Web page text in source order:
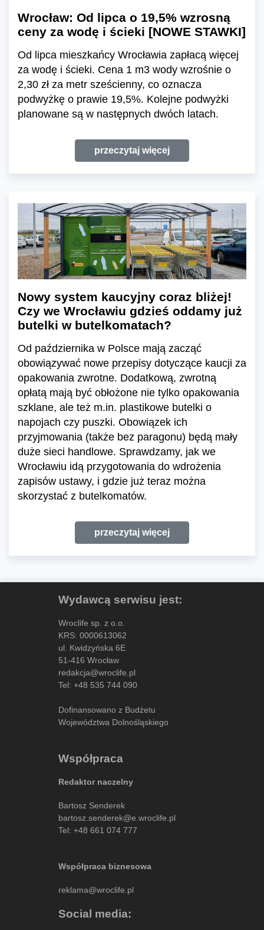
Wrocław: Od lipca o 19,5% wzrosną
ceny za wodę i ścieki [NOWE STAWKI]
Od lipca mieszkańcy Wrocławia zapłacą więcej
za wodę i ścieki. Cena 1 m3 wody wzrośnie o
2,30 zł za metr sześcienny, co oznacza
podwyżkę o prawie 19,5%. Kolejne podwyżki
planowane są w następnych dwóch latach.
przeczytaj więcej
Nowy system kaucyjny coraz bliżej!
Czy we Wrocławiu gdzieś oddamy już
butelki w butelkomatach?
Od października w Polsce mają zacząć
obowiązywać nowe przepisy dotyczące kaucji za
opakowania zwrotne. Dodatkową, zwrotną
opłatą mają być obłożone nie tylko opakowania
szklane, ale też m.in. plastikowe butelki o
napojach czy puszki. Obowiązek ich
przyjmowania (także bez paragonu) będą mały
duże sieci handlowe. Sprawdzamy, jak we
Wrocławiu idą przygotowania do wdrożenia
zapisów ustawy, i gdzie już teraz można
skorzystać z butelkomatów.
przeczytaj więcej
Wydawcą serwisu jest:
Wroclife sp. z o.o.
KRS: 0000613062
ul. Kwidzyńska 6E
51-416 Wrocław
redakcja@wroclife.pl
Tel: +48 535 744 090
Dofinansowano z Budżetu
Województwa Dolnośląskiego
Współpraca
Redaktor naczelny
Bartosz Senderek
bartosz.senderek@e.wroclife.pl
Tel: +48 661 074 777
Współpraca biznesowa
reklama@wroclife.pl
Social media: